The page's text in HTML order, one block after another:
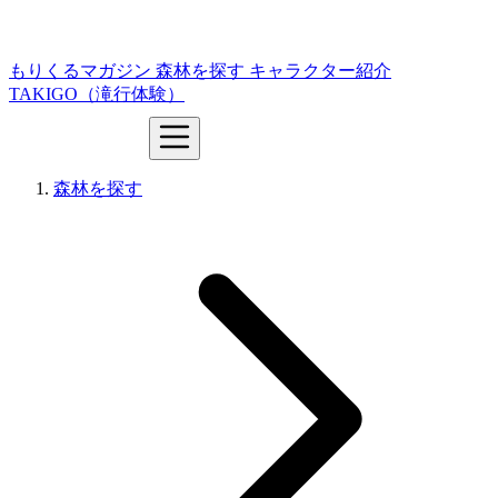
もりくるマガジン 森林を探す キャラクター紹介
TAKIGO（滝行体験）
森林を探す